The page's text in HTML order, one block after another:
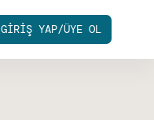
GİRİŞ YAP/ÜYE OL